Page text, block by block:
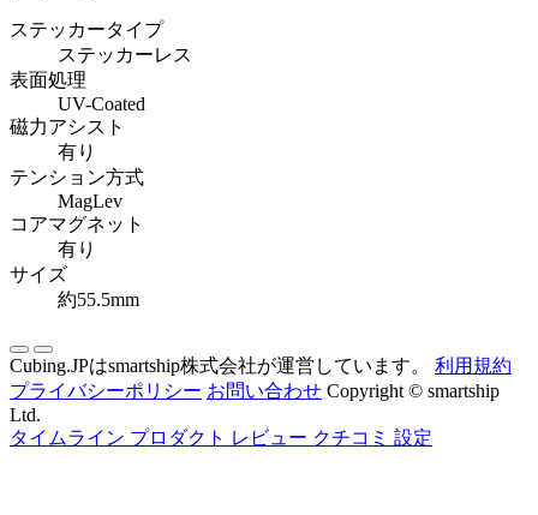
ステッカータイプ
ステッカーレス
表面処理
UV-Coated
磁力アシスト
有り
テンション方式
MagLev
コアマグネット
有り
サイズ
約55.5mm
Cubing.JPはsmartship株式会社が運営しています。
利用規約
プライバシーポリシー お問い合わせ Copyright © smartship
Ltd.
タイムライン プロダクト レビュー クチコミ 設定